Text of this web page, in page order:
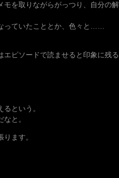
を取りながらがっつり、自分の
っていたこととか、色々と……
ピソードで読ませると印象に残る
という。
と。
ます。